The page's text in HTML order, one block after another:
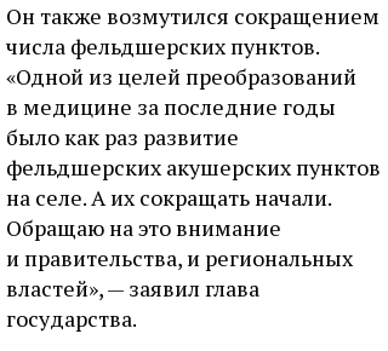
Он также возмутился сокращением
числа фельдшерских пунктов.
«Одной из целей преобразований
в медицине за последние годы
было как раз развитие
фельдшерских акушерских пунктов
на селе. А их сокращать начали.
Обращаю на это внимание
и правительства, и региональных
властей», — заявил глава
государства.